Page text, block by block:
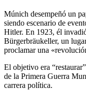
Múnich desempeñó un
siendo escenario de
Hitler. En 1923, él
Bürgerbräukeller, un
proclamar una
El objetivo era
de la Primera Guerra
carrera política.